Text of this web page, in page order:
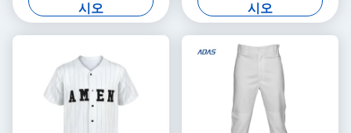
시오
시오